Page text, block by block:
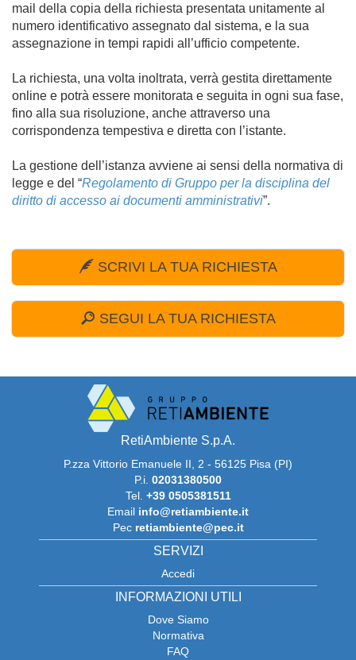
mail della copia della richiesta presentata unitamente al
numero identificativo assegnato dal sistema, e la sua
assegnazione in tempi rapidi all’ufficio competente.
La richiesta, una volta inoltrata, verrà gestita direttamente
online e potrà essere monitorata e seguita in ogni sua fase,
fino alla sua risoluzione, anche attraverso una
corrispondenza tempestiva e diretta con l’istante.
La gestione dell’istanza avviene ai sensi della normativa di
legge e del “Regolamento di Gruppo per la disciplina del
diritto di accesso ai documenti amministrativi”.
SCRIVI LA TUA RICHIESTA
SEGUI LA TUA RICHIESTA
RetiAmbiente S.p.A.
P.zza Vittorio Emanuele II, 2 - 56125 Pisa (PI)
p.i.
02031380500
tel.
+39 0505381511
email info@retiambiente.it
pec retiambiente@pec.it
SERVIZI
Accedi
INFORMAZIONI UTILI
Dove Siamo
Normativa
FAQ